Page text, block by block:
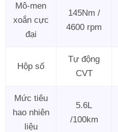
Mô-men
xoắn cực
đại
145Nm /
4600 rpm
Hộp số
Tự động
CVT
Mức tiêu
hao nhiên
liệu
5.6L
/100km